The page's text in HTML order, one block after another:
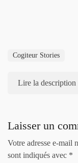
Cogiteur Stories
Lire la description
Laisser un
Votre adresse e-mail
sont indiqués avec *